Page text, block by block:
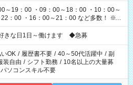
～19：00 ・09：00～18：00 ・10：00～
・16：00～21：00 など多数！ ※お
異なります
な日1日～働けます ◆急募
いOK / 履歴書不要 / 40～50代活躍中 / 副
装自由 / シフト勤務 / 10名以上の大量募
パソコンスキル不要